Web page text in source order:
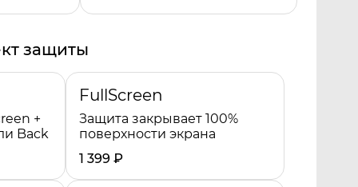
защиты
+
Back
FullScreen
Защита закрывает 100%
поверхности экрана
1 399 ₽